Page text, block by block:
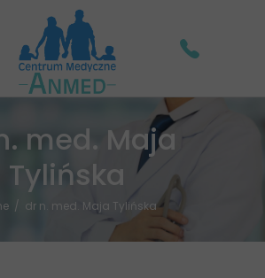
med. Maja
Tylińska
/ dr n. med. Maja Tylińska